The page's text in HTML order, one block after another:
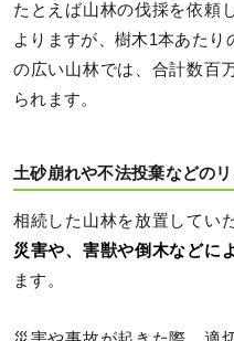
たとえば山林の伐採を依頼
よりますが、樹木1本あた
の広い山林では、合計数百
られます。
土砂崩れや不法投棄などの
相続した山林を放置してい
災害や、害獣や倒木などに
ます。